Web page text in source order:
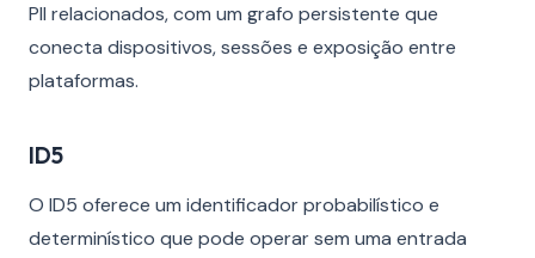
PII relacionados, com um grafo persistente que
conecta dispositivos, sessões e exposição entre
plataformas.
ID5
O ID5 oferece um identificador probabilístico e
determinístico que pode operar sem uma entrada